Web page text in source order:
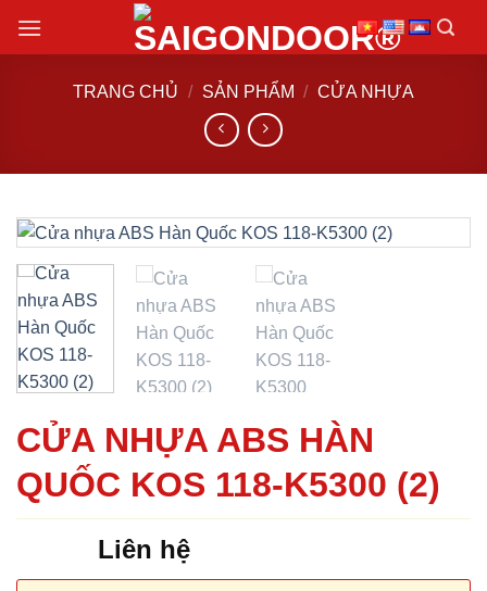
đến
TRANG CHỦ / SẢN PHẨM / CỬA NHỰA
CỬA NHỰA ABS HÀN
QUỐC KOS 118-K5300 (2)
Liên hệ